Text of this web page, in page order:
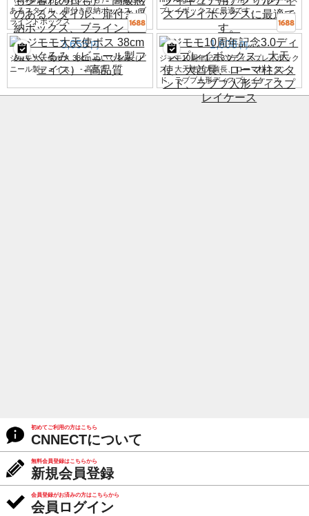
あるスタイル、扉付き収納ボックス、ブ
ラインドボックス
プレイボックスに最適です。
3,655 円
ジモモ大天使ボス 38cm ぬいぐるみ（ビ
ニール製フェイス） - 高品質
1,608 円
ジモモ10周年記念3.0ディスプレイボック
ス、大天使、大酋長、ローマ柱スタン
ド、ラブブ人形ディスプレイケース
初めてご利用の方はこちら
CNNECTについて
無料会員登録はこちらから
新規会員登録
会員登録がお済みの方はこちらから
会員ログイン